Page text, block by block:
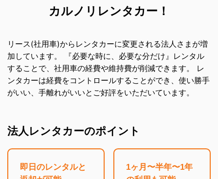
カルノリレンタカー！
リース(社用車)からレンタカーに変更される法人さまが増
加しています。
『必要な時に、必要な分だけ』レンタル
することで、社用車の経費や維持費が削減できます。
レ
ンタカーは経費をコントロールすることができ、使い勝手
がいい、手離れがいいとご好評をいただいています。
法人レンタカーのポイント
即日のレンタルと
1ヶ月〜半年〜1年